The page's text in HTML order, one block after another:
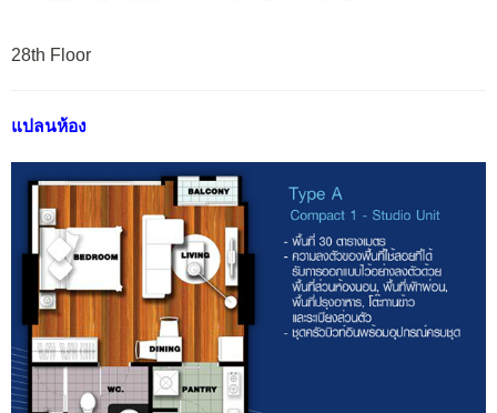
28th Floor
แปลนห้อง